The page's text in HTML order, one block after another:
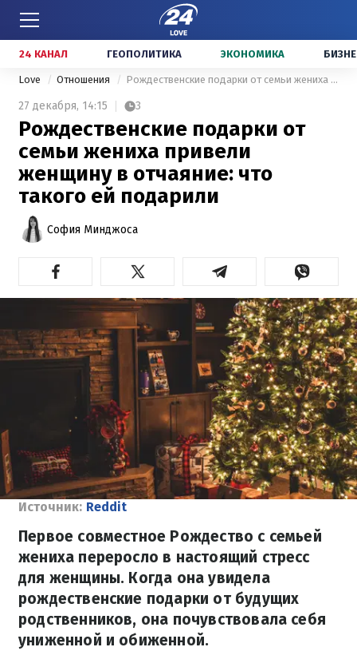
24 КАНАЛ ГЕОПОЛИТИКА ЭКОНОМИКА
Love Отношения Рождественские подарки от семьи жениха привели женщину в отчаяние: что такого ей подарили
27 декабря, 14:15 3
Рождественские подарки от
семьи жениха привели
женщину в отчаяние: что
такого ей подарили
София Минджоса
Источник: Reddit
Первое совместное Рождество с семьей
жениха переросло в настоящий стресс
для женщины. Когда она увидела
рождественские подарки от будущих
родственников, она почувствовала себя
униженной и обиженной.